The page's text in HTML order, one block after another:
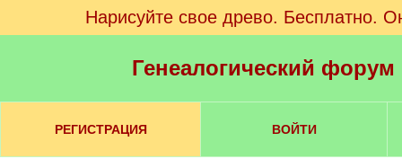
Нарисуйте свое древо. Бесплатно.
Генеалогический
РЕГИСТРАЦИЯ ВОЙТИ